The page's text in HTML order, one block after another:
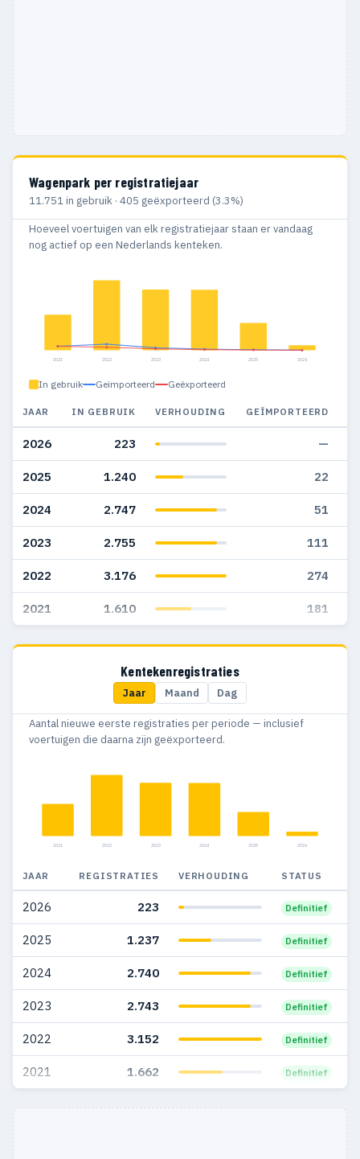
Wagenpark per registratiejaar
11.751 in gebruik · 405 geëxporteerd (3.3%)
Hoeveel voertuigen van elk registratiejaar staan er vandaag
nog actief op een Nederlands kenteken.
2021 2022 2023 2024 2025 2026
In gebruik Geïmporteerd Geëxporteerd
JAAR IN GEBRUIK VERHOUDING GEÏMPORTEERD
2026 223 —
2025 1.240 22
2024 2.747 51
2023 2.755 111
2022 3.176 274
2021 1.610 181
Kentekenregistraties
Jaar Maand Dag
Aantal nieuwe eerste registraties per periode — inclusief
voertuigen die daarna zijn geëxporteerd.
2021 2022 2023 2024 2025 2026
JAAR REGISTRATIES VERHOUDING STATUS
2026 223 Definitief
2025 1.237 Definitief
2024 2.740 Definitief
2023 2.743 Definitief
2022 3.152 Definitief
2021 1.662 Definitief